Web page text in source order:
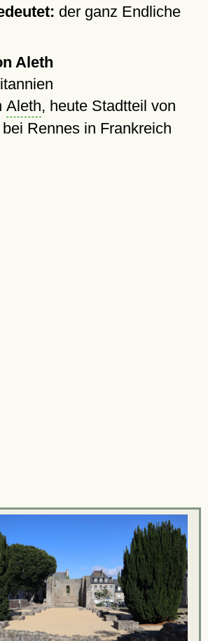
der ganz Endliche
Aleth
Aleth, heute Stadtteil von
Rennes in Frankreich